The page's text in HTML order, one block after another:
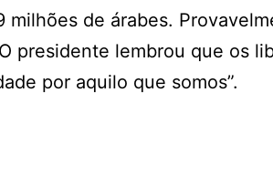
de árabes.
presidente lembrou que os
por aquilo que somos”.